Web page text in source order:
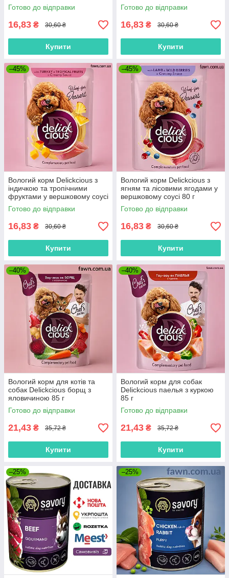
Готово до відправки
16,83 ₴ 30,60 ₴
Купити
Готово до відправки
16,83 ₴ 30,60 ₴
Купити
–45%
Вологий корм Delickcious з
індичкою та тропічними
фруктами у вершковому соусі
80 г
Готово до відправки
16,83 ₴ 30,60 ₴
Купити
–45%
Вологий корм Delickcious з
ягням та лісовими ягодами у
вершковому соусі 80 г
Готово до відправки
16,83 ₴ 30,60 ₴
Купити
–40%
Вологий корм для котів та
собак Delickcious борщ з
яловичиною 85 г
Готово до відправки
21,43 ₴ 35,72 ₴
Купити
–40%
Вологий корм для собак
Delickcious паелья з куркою
85 г
Готово до відправки
21,43 ₴ 35,72 ₴
Купити
–25% –25%